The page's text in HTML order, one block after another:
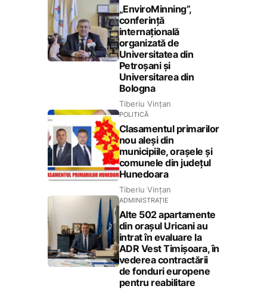
„EnviroMinning”,
conferință
internațională
organizată de
Universitatea din
Petroșani și
Universitarea din
Bologna
Tiberiu Vințan
POLITICĂ
Clasamentul primarilor
nou aleși din
municipiile, orașele și
comunele din județul
Hunedoara
Tiberiu Vințan
ADMINISTRAȚIE
Alte 502 apartamente
din orașul Uricani au
intrat în evaluare la
ADR Vest Timișoara, în
vederea contractării
de fonduri europene
pentru reabilitare